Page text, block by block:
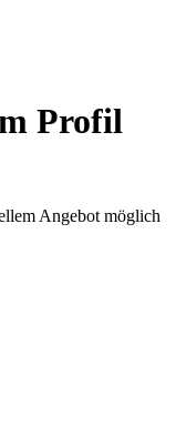
Profil
Angebot möglich